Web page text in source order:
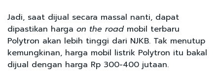
Jadi, saat dijual secara massal nanti, dapat
dipastikan harga on the roadmobil terbaru
Polytron akan lebih tinggi dari NJKB. Tak menutup
kemungkinan, harga mobil listrik Polytron itu bakal
dijual dengan harga Rp 300-400 jutaan.